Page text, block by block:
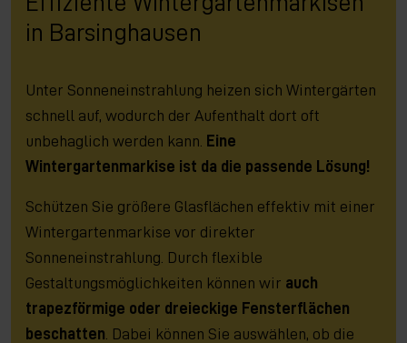
in Barsinghausen
Unter Sonneneinstrahlung heizen sich Wintergärten
schnell auf, wodurch der Aufenthalt dort oft
unbehaglich werden kann.
Eine
Wintergartenmarkise ist da die passende Lösung!
Schützen Sie größere Glasflächen effektiv mit einer
Wintergartenmarkise vor direkter
Sonneneinstrahlung. Durch flexible
Gestaltungsmöglichkeiten können wir auch
trapezförmige oder dreieckige Fensterflächen
beschatten . Dabei können Sie auswählen, ob die